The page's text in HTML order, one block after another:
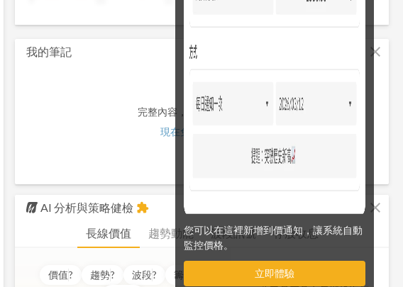
您可以在這裡新增到價通知，讓系統自動
監控價格。
立即體驗
我的筆記 close
完整內容，僅限註冊會員使用
現在免費註冊/登入
AI 分析與策略健檢 close
extension
長線價值 趨勢動能 波段訊號 存股收息
價值? 趨勢? 波段? 籌碼 價值??